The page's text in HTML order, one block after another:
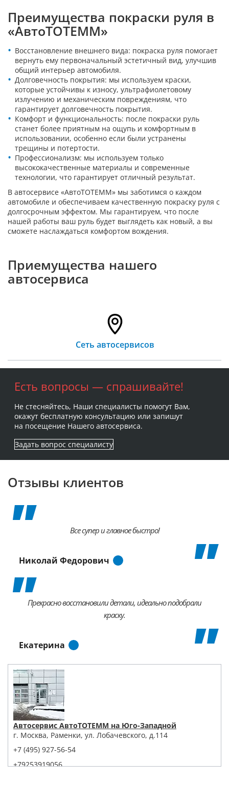
Преимущества покраски руля в
«АвтоТОТЕММ»
Восстановление внешнего вида: покраска руля помогает
вернуть ему первоначальный эстетичный вид, улучшив
общий интерьер автомобиля.
Долговечность покрытия: мы используем краски,
которые устойчивы к износу, ультрафиолетовому
излучению и механическим повреждениям, что
гарантирует долговечность покрытия.
Комфорт и функциональность: после покраски руль
станет более приятным на ощупь и комфортным в
использовании, особенно если были устранены
трещины и потертости.
Профессионализм: мы используем только
высококачественные материалы и современные
технологии, что гарантирует отличный результат.
В автосервисе «АвтоТОТЕММ» мы заботимся о каждом
автомобиле и обеспечиваем качественную покраску руля с
долгосрочным эффектом. Мы гарантируем, что после
нашей работы ваш руль будет выглядеть как новый, а вы
сможете наслаждаться комфортом вождения.
Приемущества нашего
автосервиса
Сеть автосервисов
Есть вопросы — спрашивайте!
Не стесняйтесь, Наши специалисты помогут Вам,
окажут бесплатную консультацию или запишут
на посещение Нашего автосервиса.
Задать вопрос специалисту
Отзывы клиентов
Все супер и главное быстро!
Николай Федорович
Прекрасно восстановили детали, идеально подобрали
краску.
Екатерина
Автосервис АвтоТОТЕММ на Юго-Западной
г. Москва, Раменки, ул. Лобачевского, д.114
+7 (495) 927-56-54
+79253919056